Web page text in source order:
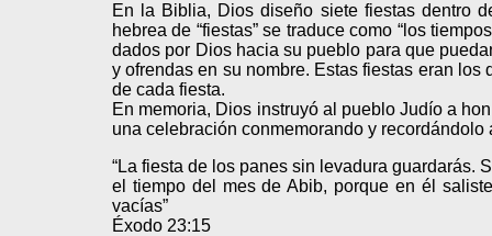
En la Biblia, Dios diseño siete fiestas dentro
hebrea de “fiestas” se traduce como “los
dados por Dios hacia su pueblo para que
y ofrendas en su nombre. Estas fiestas eran
de cada fiesta.
En memoria, Dios instruyó al pueblo Judío a
una celebración conmemorando y recordándolo
“La fiesta de los panes sin levadura guardarás.
el tiempo del mes de Abib, porque en él
vacías”
Éxodo 23:15